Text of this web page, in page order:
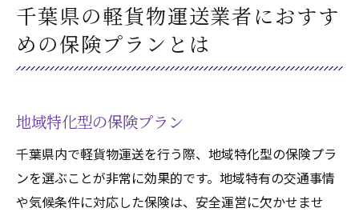
千葉県の軽貨物運送業者におすす
めの保険プランとは
地域特化型の保険プラン
千葉県内で軽貨物運送を行う際、地域特化型の保険プラ
ンを選ぶことが非常に効果的です。地域特有の交通事情
や気候条件に対応した保険は、安全運営に欠かせませ